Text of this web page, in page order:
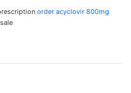
order acyclovir 800mg